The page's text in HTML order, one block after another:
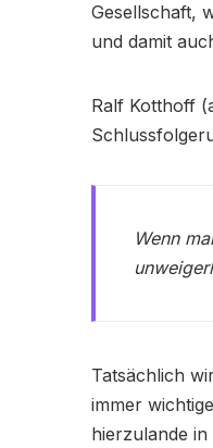
Gesellschaft,
und damit
Ralf Kotthoff
Wenn
Tatsächlich
immer
hierzulande